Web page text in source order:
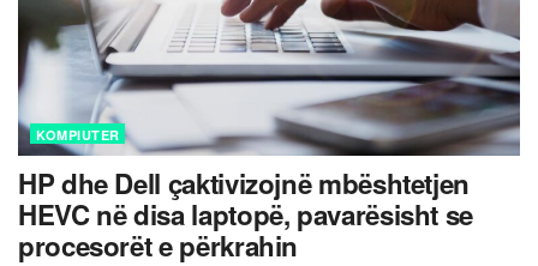
KOMPIUTER
HP dhe Dell çaktivizojnë mbështetjen
HEVC në disa laptopë, pavarësisht se
procesorët e përkrahin